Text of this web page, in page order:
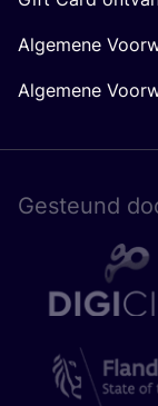
Algemene
Algemene
Gesteund